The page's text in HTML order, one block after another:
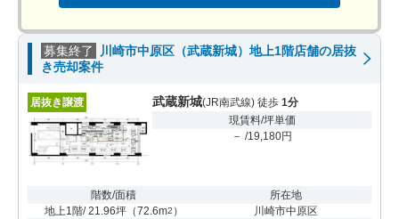
募集終了
川崎市中原区（武蔵新城）地上1階店舗の居抜
き売却案件
居抜き譲渡 武蔵新城(JR南武線) 徒歩 1分
現賃料/坪単価
－ /19,180円
階数/面積
地上1階/ 21.96坪（72.6m2 ）
所在地
川崎市中原区